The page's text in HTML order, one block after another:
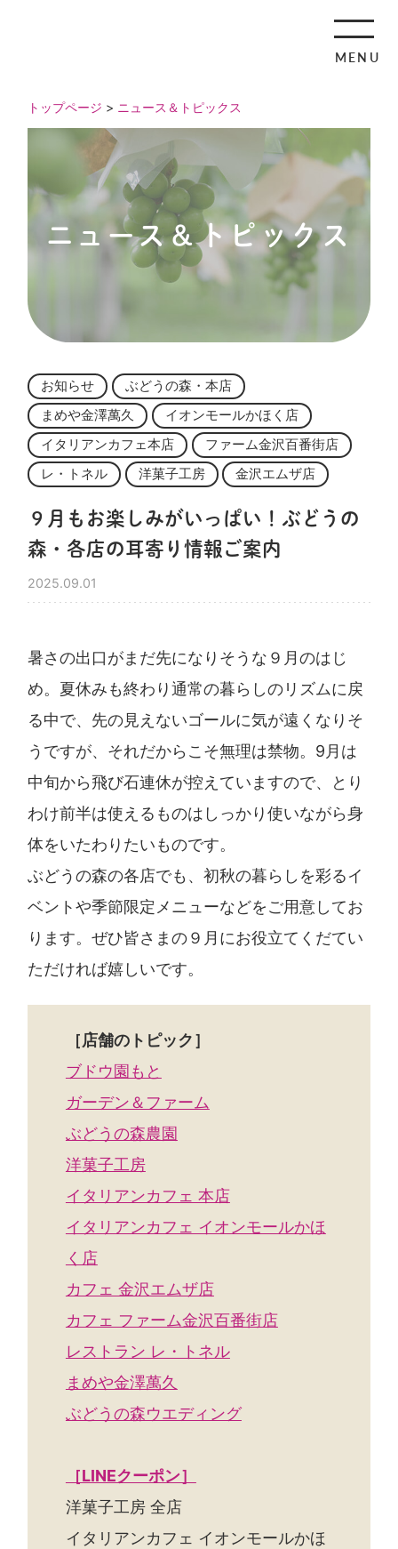
MENU
トップページ > ニュース＆トピックス
ニュース＆トピックス
お知らせ
ぶどうの森・本店
まめや金澤萬久
イオンモールかほく店
イタリアンカフェ本店
ファーム金沢百番街店
レ・トネル
洋菓子工房 金沢エムザ店
９月もお楽しみがいっぱい！ぶどうの
森・各店の耳寄り情報ご案内
2025.09.01
暑さの出口がまだ先になりそうな９月のはじ
め。夏休みも終わり通常の暮らしのリズムに戻
る中で、先の見えないゴールに気が遠くなりそ
うですが、それだからこそ無理は禁物。9月は
中旬から飛び石連休が控えていますので、とり
わけ前半は使えるものはしっかり使いながら身
体をいたわりたいものです。
ぶどうの森の各店でも、初秋の暮らしを彩るイ
ベントや季節限定メニューなどをご用意してお
ります。ぜひ皆さまの９月にお役立てくだてい
ただければ嬉しいです。
［店舗のトピック］
ブドウ園もと
ガーデン＆ファーム
ぶどうの森農園
洋菓子工房
イタリアンカフェ 本店
イタリアンカフェ イオンモールかほ
く店
カフェ 金沢エムザ店
カフェ ファーム金沢百番街店
レストラン レ・トネル
まめや金澤萬久
ぶどうの森ウエディング
［LINEクーポン］
洋菓子工房 全店
イタリアンカフェ イオンモールかほ